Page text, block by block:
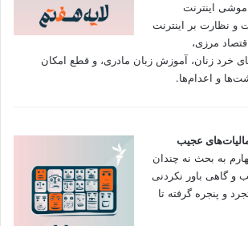
اینترنت
و نظارت بر اینترنت
مرزی،
خرد زنان، آموزش زبان مادری، و قطع امکان
و اعدام‌ها.
عجیب
به بحث نه چندان
و گاهی باور نکردنی‌
و پنجره گرفته تا